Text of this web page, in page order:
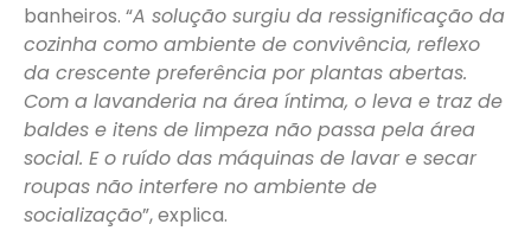
banheiros. “A solução surgiu da ressignificação da
cozinha como ambiente de convivência, reflexo
da crescente preferência por plantas abertas.
Com a lavanderia na área íntima, o leva e traz de
baldes e itens de limpeza não passa pela área
social. E o ruído das máquinas de lavar e secar
roupas não interfere no ambiente de
socialização”, explica.